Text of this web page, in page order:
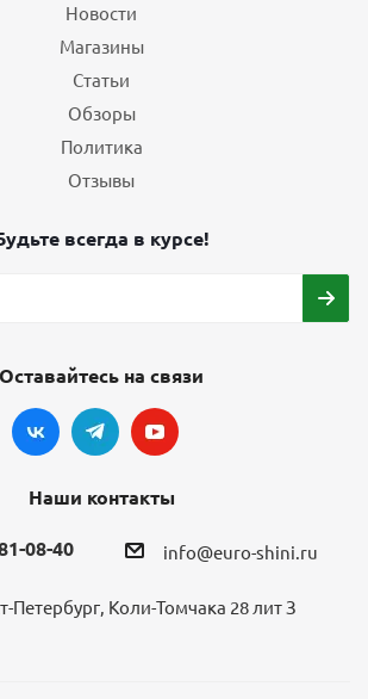
Новости
Магазины
Статьи
Обзоры
Политика
Отзывы
всегда в курсе!
Оставайтесь на связи
Наши контакты
08-40 info@euro-shini.ru
Петербург, Коли-Томчака 28 лит З